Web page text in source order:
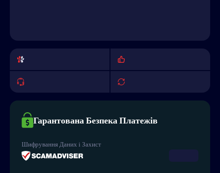
Гарантована Безпека Платежів
Шифрування Даних і Захист